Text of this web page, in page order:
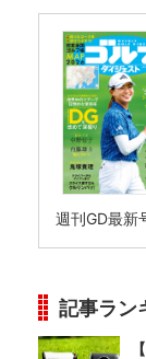
週刊GD最新
記事ラン